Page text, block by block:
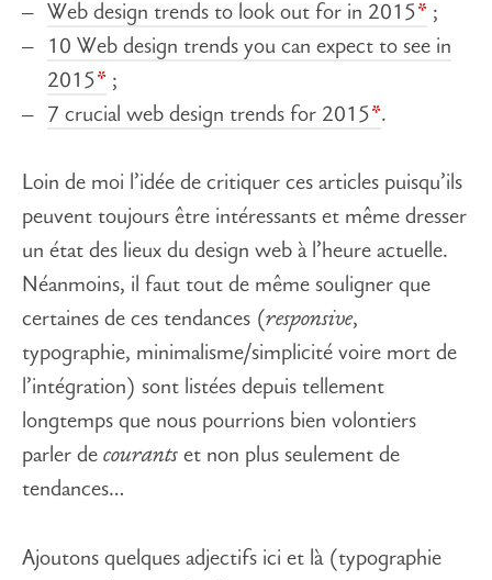
Web design trends to look out for in 2015 ;
10 Web design trends you can expect to see in
2015 ;
7 crucial web design trends for 2015 .
Loin de moi l’idée de critiquer ces articles puisqu’ils
peuvent toujours être intéressants et même dresser
un état des lieux du design web à l’heure actuelle.
Néanmoins, il faut tout de même souligner que
certaines de ces tendances (responsive,
typographie, minimalisme/simplicité voire mort de
l’intégration) sont listées depuis tellement
longtemps que nous pourrions bien volontiers
parler de courants et non plus seulement de
tendances…
Ajoutons quelques adjectifs ici et là (typographie